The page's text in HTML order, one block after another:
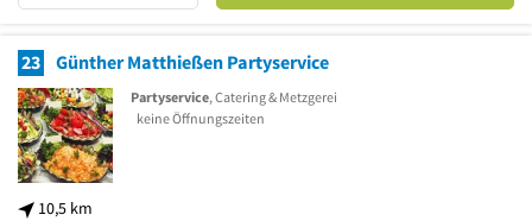
23 Günther Matthießen Partyservice
10,5 km
Partyservice, Catering & Metzgerei
keine Öffnungszeiten